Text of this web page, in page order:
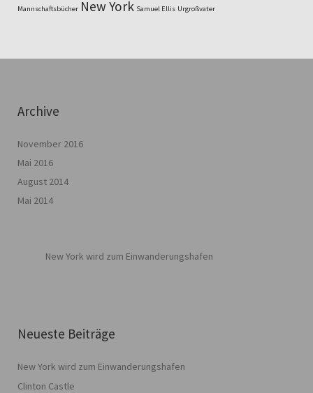
Mannschaftsbücher New York Samuel Ellis Urgroßvater
Archive
November 2016
Mai 2016
August 2014
Mai 2014
New York wird zum Einwanderungshafen
Neueste Beiträge
New York wird zum Einwanderungshafen
Clinton Castle